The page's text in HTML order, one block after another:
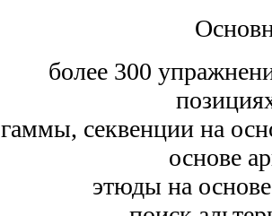
более 300
гаммы, секвенции на
основе
этюды на